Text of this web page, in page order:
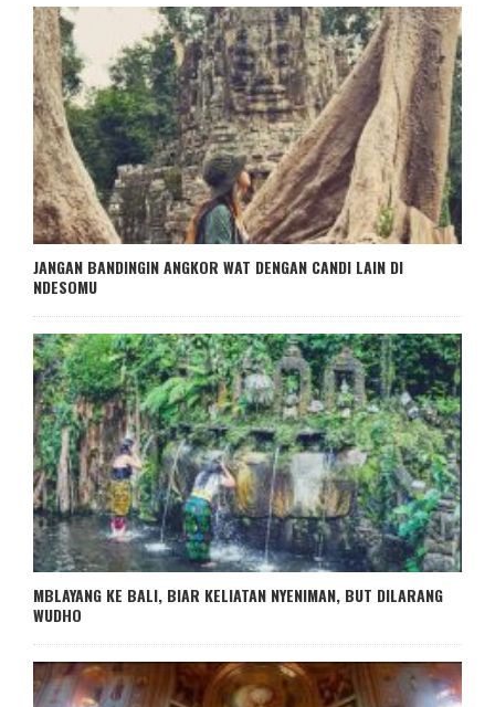
JANGAN BANDINGIN ANGKOR WAT DENGAN CANDI LAIN DI
NDESOMU
MBLAYANG KE BALI, BIAR KELIATAN NYENIMAN, BUT DILARANG
WUDHO